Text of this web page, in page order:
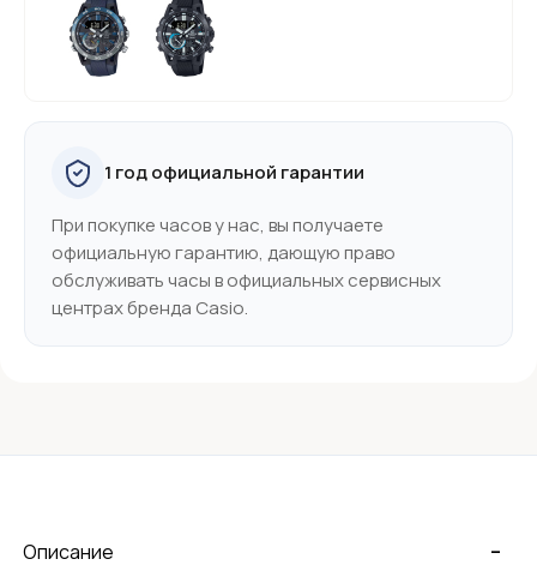
1 год официальной гарантии
При покупке часов у нас, вы получаете
официальную гарантию, дающую право
обслуживать часы в официальных сервисных
центрах бренда Casio.
-
Описание